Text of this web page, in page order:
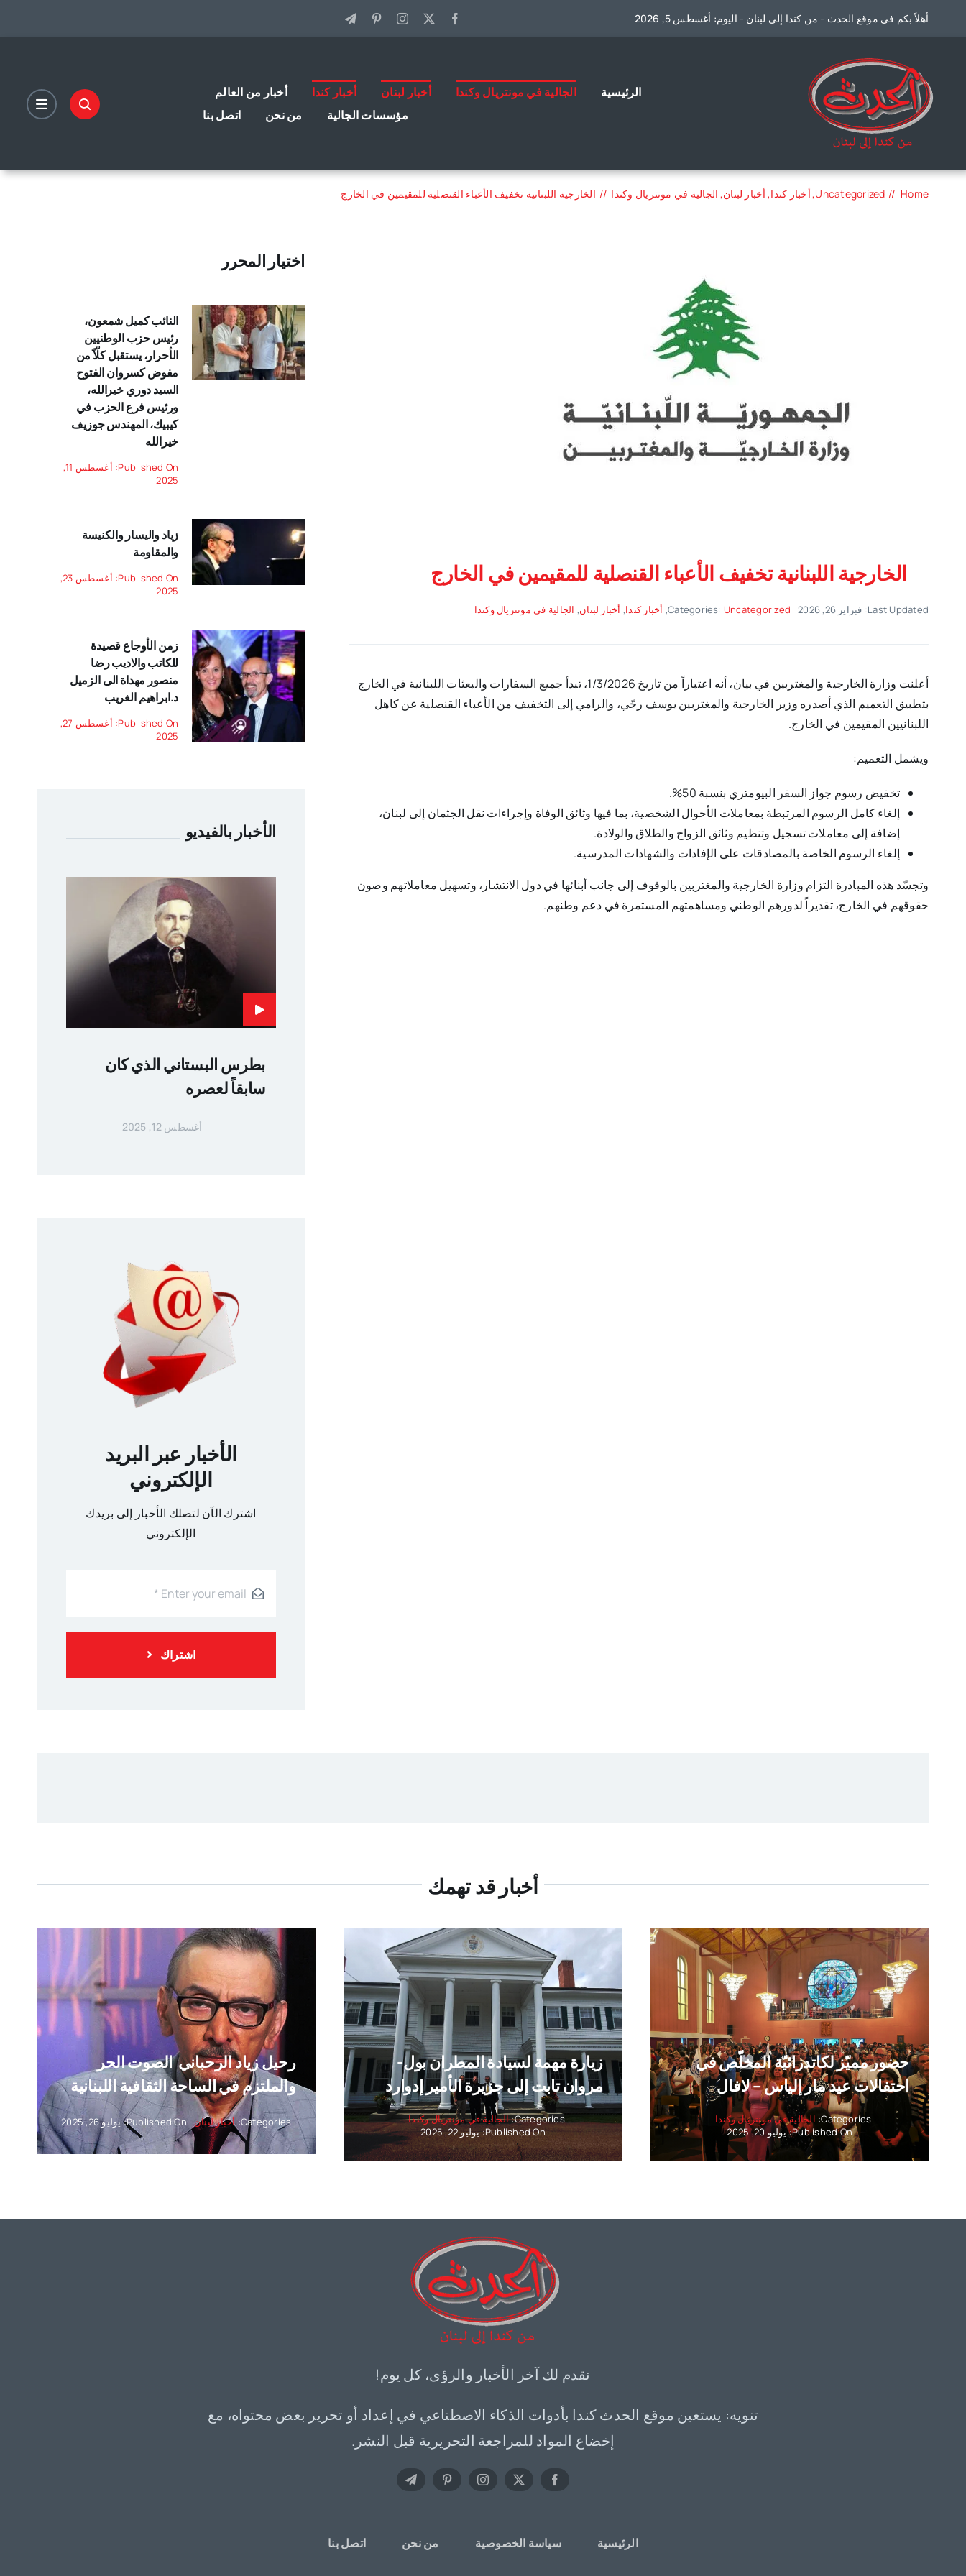
أهلاً بكم في موقع الحدث - من كندا إلى لبنان - اليوم: أغسطس 5, 2026
الرئيسية الجالية في مونتريال وكندا أخبار لبنان أخبار كندا
أخبار من العالم
مؤسسات الجالية
من نحن اتصل بنا
Home
Uncategorized أخبار كندا أخبار لبنان الجالية في مونتريال وكندا الخارجية اللبنانية تخفيف الأعباء القنصلية للمقيمين في الخارج
الخارجية اللبنانية تخفيف الأعباء القنصلية للمقيمين في الخارج
Last Updated: فبراير 26, 2026 Categories: Uncategorized
, أخبار كندا, أخبار لبنان, الجالية في مونتريال وكندا
أعلنت وزارة الخارجية والمغتربين في بيان، أنه اعتباراً من تاريخ 1/3/2026، تبدأ جميع السفارات والبعثات اللبنانية في الخارج
بتطبيق التعميم الذي أصدره وزير الخارجية والمغتربين يوسف رجّي، والرامي إلى التخفيف من الأعباء القنصلية عن كاهل
اللبنانيين المقيمين في الخارج.
ويشمل التعميم:
تخفيض رسوم جواز السفر البيومتري بنسبة 50%.
إلغاء كامل الرسوم المرتبطة بمعاملات الأحوال الشخصية، بما فيها وثائق الوفاة وإجراءات نقل الجثمان إلى لبنان،
إضافة إلى معاملات تسجيل وتنظيم وثائق الزواج والطلاق والولادة.
إلغاء الرسوم الخاصة بالمصادقات على الإفادات والشهادات المدرسية.
وتجسّد هذه المبادرة التزام وزارة الخارجية والمغتربين بالوقوف إلى جانب أبنائها في دول الانتشار، وتسهيل معاملاتهم وصون
حقوقهم في الخارج، تقديراً لدورهم الوطني ومساهمتهم المستمرة في دعم وطنهم.
اختيار المحرر
النائب كميل شمعون،
رئيس حزب الوطنيين
الأحرار، يستقبل كلّاً من
مفوض كسروان الفتوح
السيد دوري خيرالله،
ورئيس فرع الحزب في
كيبيك، المهندس جوزيف
خيرالله
Published On: أغسطس 11,
2025
زياد واليسار والكنيسة
والمقاومة
Published On: أغسطس 23,
2025
زمن الأوجاع قصيدة
للكاتب والاديب رضا
منصور مهداة الى الزميل
د.ابراهيم الغريب
Published On: أغسطس 27,
2025
الأخبار بالفيديو
بطرس البستاني الذي كان
سابقاً لعصره
أغسطس 12, 2025
الأخبار عبر البريد
الإلكتروني
اشترك الآن لتصلك الأخبار إلى بريدك
الإلكتروني
اشتراك
أخبار قد تهمك
حضور مميّز لكاتدرائيّة المخلّص في
احتفالات عيد مار إلياس – لافال
Categories: الجالية في مونتريال وكندا
Published On: يوليو 20, 2025
زيارة مهمة لسيادة المطران بول-
مروان تابت إلى جزيرة الأمير إدوارد
Categories: الجالية في مونتريال وكندا
Published On: يوليو 22, 2025
رحيل زياد الرحباني ‏ الصوت الحر
والملتزم في الساحة الثقافية اللبنانية
Categories: أخبار لبنان Published On: يوليو 26, 2025
نقدم لك آخر الأخبار والرؤى، كل يوم!
تنويه: يستعين موقع الحدث كندا بأدوات الذكاء الاصطناعي في إعداد أو تحرير بعض محتواه، مع
إخضاع المواد للمراجعة التحريرية قبل النشر.
الرئيسية سياسة الخصوصية من نحن اتصل بنا